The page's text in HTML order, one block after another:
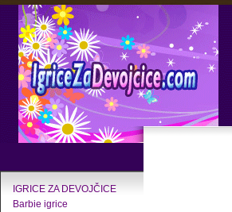
IGRICE ZA DEVOJČICE
Barbie igrice